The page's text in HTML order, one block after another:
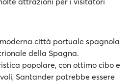
città portuale spagnola
della Spagna.
popolare, con ottimo cibo e
Santander potrebbe essere